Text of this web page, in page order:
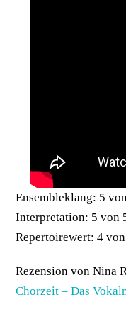
Ensembleklang: 5
Interpretation: 5 von
Repertoirewert: 4
Rezension von Nina
Chorzeit – Das